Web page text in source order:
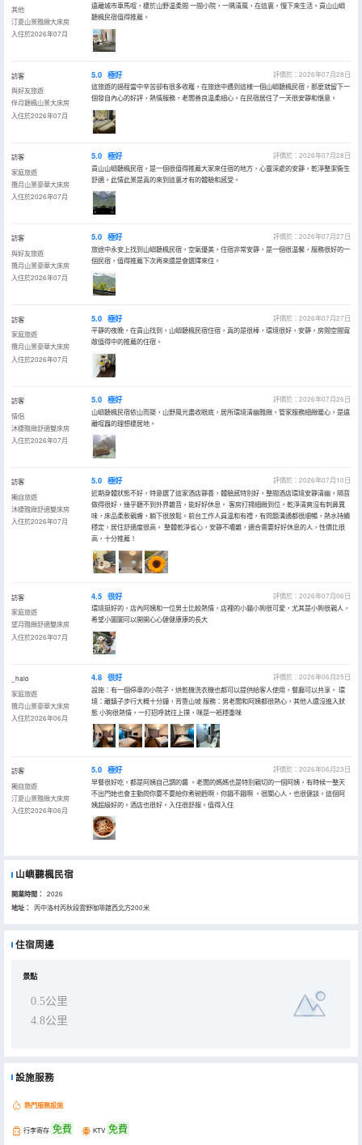
其他
汀夏山景雅緻大床房
入住於2026年07月
遠離城市車馬喧，棲於山野温柔間 一間小院，一隅清風，在這裏，慢下來生活。貢山山嶼
聽楓民宿值得推薦。
訪客
與好友旅遊
伴月聽楓山景大床房
入住於2026年07月
5.0 極好
評價於：2026年07月28日
這旅遊的過程當中辛苦卻有很多收穫，在旅途中遇到這樣一個山嶼聽楓民宿，那麼就留下一
個發自內心的好評，熱情服務，老闆善良温柔細心。在民宿居住了一天很安靜和愜意。
訪客
家庭旅遊
攬月山景豪華大床房
入住於2026年07月
5.0 極好
評價於：2026年07月28日
貢山山嶼聽楓民宿，是一個很值得推薦大家來住宿的地方，心靈深處的安靜，乾淨整潔衞生
舒適。此情此景是真的來到這裏才有的體驗和感受。
訪客
與好友旅遊
攬月山景豪華大床房
入住於2026年07月
5.0 極好
評價於：2026年07月27日
旅途中永安上找到山嶼聽楓民宿，空氣優美，住宿非常安靜，是一個很温馨，服務很好的一
個民宿，值得推薦下次再來還是會選擇來住。
訪客
家庭旅遊
攬月山景豪華大床房
入住於2026年07月
5.0 極好
評價於：2026年07月27日
平靜的夜晚，在貢山找到，山嶼聽楓民宿住宿，真的是很棒，環境很好，安靜，房間空間寬
敞值得中的推薦的住宿。
訪客
情侶
沐棲雅緻舒適雙床房
入住於2026年07月
5.0 極好
評價於：2026年07月26日
山嶼聽楓民宿依山而築，山野風光盡收眼底，居所環境清幽雅緻，管家服務細緻暖心，是遠
離喧囂的理想棲居地。
訪客
獨自旅遊
沐棲雅緻舒適雙床房
入住於2026年07月
5.0 極好
評價於：2026年07月10日
近期身體狀態不好，特意選了這家酒店靜養，體驗感特別好。整間酒店環境安靜清幽，隔音
做得很好，幾乎聽不到外界雜音，能好好休息。 客房打掃細緻到位，乾淨清爽沒有刺鼻異
味，床品柔軟親膚，躺下很放鬆。前台工作人員温和有禮，有問題溝通都很順暢，熱水持續
穩定，居住舒適度很高。 整體乾淨省心，安靜不嘈雜，適合需要好好休息的人，性價比很
高，十分推薦！
訪客
家庭旅遊
望月雅緻舒適雙床房
入住於2026年07月
4.5 很好
評價於：2026年07月06日
環境挺好的，店內阿姨和一位男士比較熱情，店裡的小貓小狗很可愛，尤其是小狗很親人，
希望小圖圖可以開開心心健健康康的長大
_halo
家庭旅遊
攬月山景豪華大床房
入住於2026年06月
4.8 很好
評價於：2026年06月25日
設施：有一個停車的小院子，烘乾機洗衣機也都可以提供給客人使用，餐廳可以共享。 環
境：離鎮子步行大概十分鐘，背靠山坡 服務：男老闆和阿姨都很熱心，其他人還沒進入狀
態 小狗很熱情，一打招呼就往上撲，咪是一衹穩重咪
訪客
獨自旅遊
汀夏山景雅緻大床房
入住於2026年06月
5.0 極好
評價於：2026年06月23日
早餐很好吃，都是阿姨自己調的醬 。老闆的媽媽也是特別親切的一個阿姨，有時候一整天
不出門她也會主動問你要不要給你煮碗麪啊，你餓不餓啊 。很關心人，也很健談。這個阿
姨超級好的。酒店也很好。入住很舒服。值得入住
山嶼聽楓民宿
開業時間： 2026
地址： 丙中洛村丙秋段雲野咖啡館西北方200米
住宿周邊
景點
0.5公里
4.8公里
設施服務
熱門服務設施
行李寄存 免費 KTV 免費